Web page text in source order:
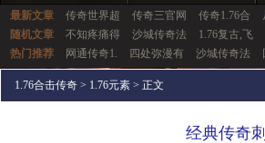
最新文章 传奇世界超 传奇三官网 传奇1.76合
随机文章
不知疼痛得 沙城传奇法 1.76复古,飞
热门推荐
网通传奇1. 四处弥漫有 沙城传奇法
1.76合击传奇 > 1.76元素 > 正文
经典传奇